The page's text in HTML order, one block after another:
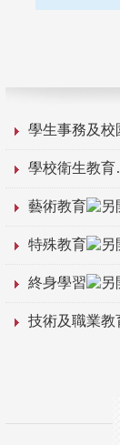
學生事務及校
學校衛生教育
藝術教育
特殊教育
終身學習
技術及職業教